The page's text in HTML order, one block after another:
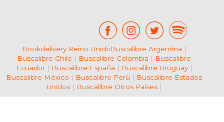
Bookdelivery Reino UnidoBuscalibre Argentina |
Buscalibre Chile | Buscalibre Colombia | Buscalibre
Ecuador| Buscalibre España | Buscalibre Uruguay|
Buscalibre México | Buscalibre Perú | Buscalibre Estados
Unidos| Buscalibre Otros Países|